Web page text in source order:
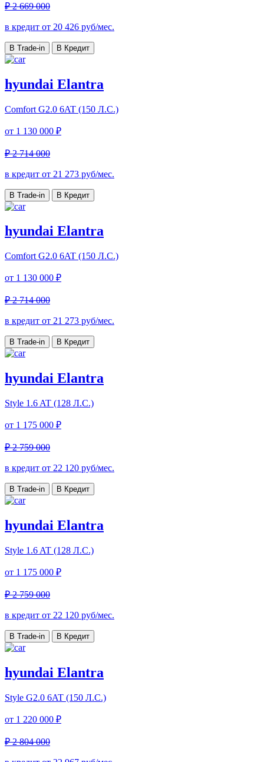
₽ 2 669 000
в кредит от 20 426 руб/мес.
В Trade-in В Кредит
hyundai Elantra
Comfort G2.0 6AT (150 Л.С.)
от 1 130 000 ₽
₽ 2 714 000
в кредит от 21 273 руб/мес.
В Trade-in В Кредит
hyundai Elantra
Comfort G2.0 6AT (150 Л.С.)
от 1 130 000 ₽
₽ 2 714 000
в кредит от 21 273 руб/мес.
В Trade-in В Кредит
hyundai Elantra
Style 1.6 AT (128 Л.С.)
от 1 175 000 ₽
₽ 2 759 000
в кредит от 22 120 руб/мес.
В Trade-in В Кредит
hyundai Elantra
Style 1.6 AT (128 Л.С.)
от 1 175 000 ₽
₽ 2 759 000
в кредит от 22 120 руб/мес.
В Trade-in В Кредит
hyundai Elantra
Style G2.0 6AT (150 Л.С.)
от 1 220 000 ₽
₽ 2 804 000